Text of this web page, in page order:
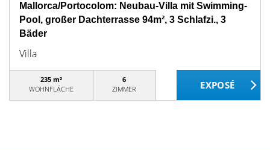
Mallorca/Portocolom: Neubau-Villa mit Swimming-
Pool, großer Dachterrasse 94m², 3 Schlafzi., 3
Bäder
Villa
235 m²
WOHNFLÄCHE
6
ZIMMER